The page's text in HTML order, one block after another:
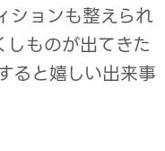
ションも整えられ
しものが出てきた
ると嬉しい出来事